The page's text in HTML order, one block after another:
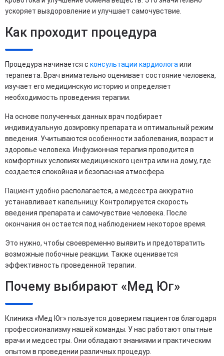
ускоряет выздоровление и улучшает самочувствие.
Как проходит процедура
Процедура начинается с консультации кардиолога или
терапевта. Врач внимательно оценивает состояние человека,
изучает его медицинскую историю и определяет
необходимость проведения терапии.
На основе полученных данных врач подбирает
индивидуальную дозировку препарата и оптимальный режим
введения. Учитываются особенности заболевания, возраст и
здоровье человека. Инфузионная терапия проводится в
комфортных условиях медицинского центра или на дому, где
создается спокойная и безопасная атмосфера.
Пациент удобно располагается, а медсестра аккуратно
устанавливает капельницу. Контролируется скорость
введения препарата и самочувствие человека. После
окончания он остается под наблюдением некоторое время.
Это нужно, чтобы своевременно выявить и предотвратить
возможные побочные реакции. Также оценивается
эффективность проведенной терапии.
Почему выбирают «Мед Юг»
Клиника «Мед Юг» пользуется доверием пациентов благодаря
профессионализму нашей команды. У нас работают опытные
врачи и медсестры. Они обладают знаниями и практическим
опытом в проведении различных процедур.